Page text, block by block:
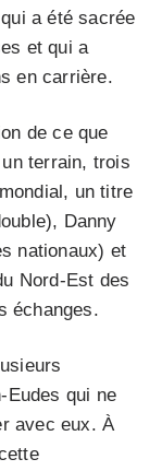
a été sacrée
et qui a
en carrière.
de ce que
terrain, trois
un titre
Danny
nationaux) et
Nord-Est des
échanges.
Eudes qui ne
avec eux. À